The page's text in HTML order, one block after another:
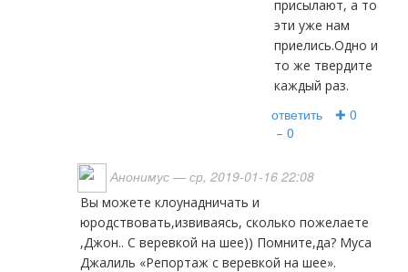
присылают, а то
эти уже нам
приелись.Одно и
то же твердите
каждый раз.
ответить
✚ 0
− 0
Анонимус — ср, 2019-01-16 22:08
Вы можете клоунадничать и
юродствовать,извиваясь, сколько пожелаете
,Джон.. С веревкой на шее)) Помните,да? Муса
Джалиль «Репортаж с веревкой на шее».